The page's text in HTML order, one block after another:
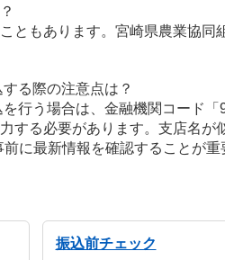
ともあります。宮崎県農業協同
る際の注意点は？
行う場合は、金融機関コード「
する必要があります。支店名が
に最新情報を確認することが重
振込前チェック